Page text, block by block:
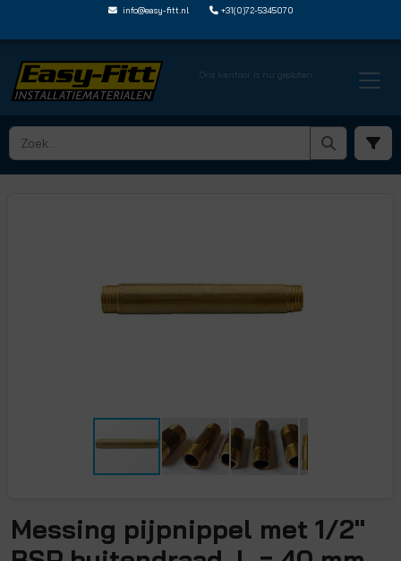
info@easy-fitt.nl +31(0)72-5345070
Ons kantoor is nu gesloten
HOME › DRAADFITTINGEN EN NIPPELS › MESSING PIJPNIPPELS › PN1240
Messing pijpnippel met 1/2"